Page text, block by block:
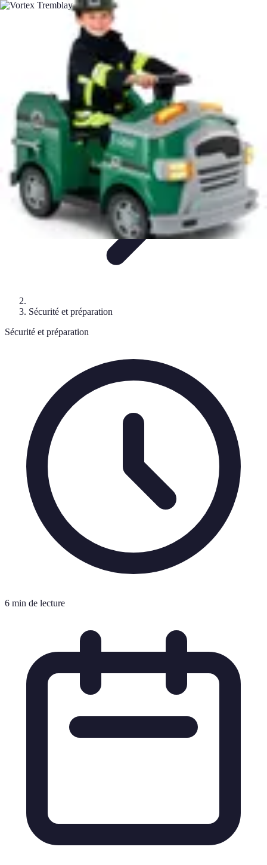
Aventures Aériennes
Aventures et Expériences
Montgolfière
Aventures Aériennes
Sécurité et préparation
Sécurité et préparation
6 min de lecture